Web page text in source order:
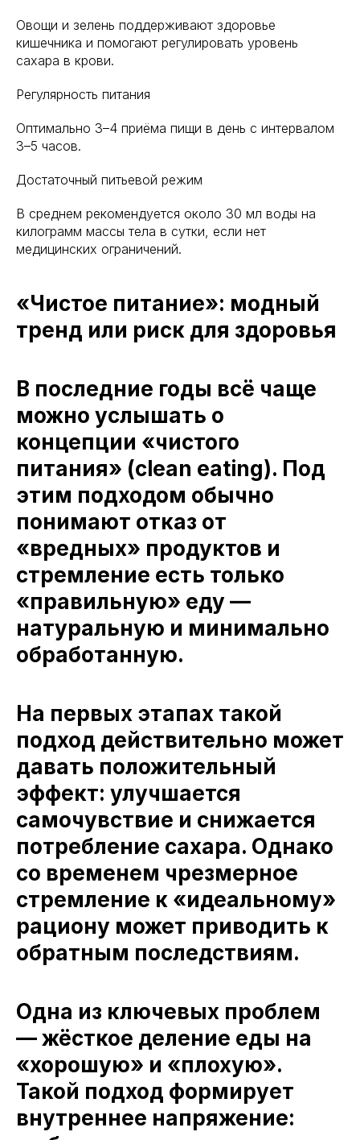
Овощи и зелень поддерживают здоровье
кишечника и помогают регулировать уровень
сахара в крови.
Регулярность питания
Оптимально 3–4 приёма пищи в день с интервалом
3–5 часов.
Достаточный питьевой режим
В среднем рекомендуется около 30 мл воды на
килограмм массы тела в сутки, если нет
медицинских ограничений.
«Чистое питание»: модный
тренд или риск для здоровья
В последние годы всё чаще
можно услышать о
концепции «чистого
питания» (clean eating). Под
этим подходом обычно
понимают отказ от
«вредных» продуктов и
стремление есть только
«правильную» еду —
натуральную и минимально
обработанную.
На первых этапах такой
подход действительно может
давать положительный
эффект: улучшается
самочувствие и снижается
потребление сахара. Однако
со временем чрезмерное
стремление к «идеальному»
рациону может приводить к
обратным последствиям.
Одна из ключевых проблем
— жёсткое деление еды на
«хорошую» и «плохую».
Такой подход формирует
внутреннее напряжение: